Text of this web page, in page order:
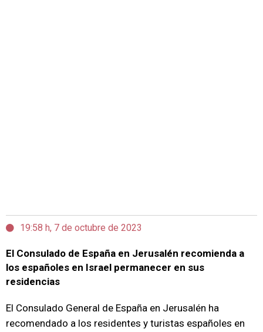
19:58 h, 7 de octubre de 2023
El Consulado de España en Jerusalén recomienda a
los españoles en Israel permanecer en sus
residencias
El Consulado General de España en Jerusalén ha
recomendado a los residentes y turistas españoles en